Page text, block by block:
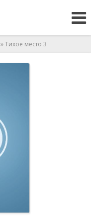
» Тихое место 3